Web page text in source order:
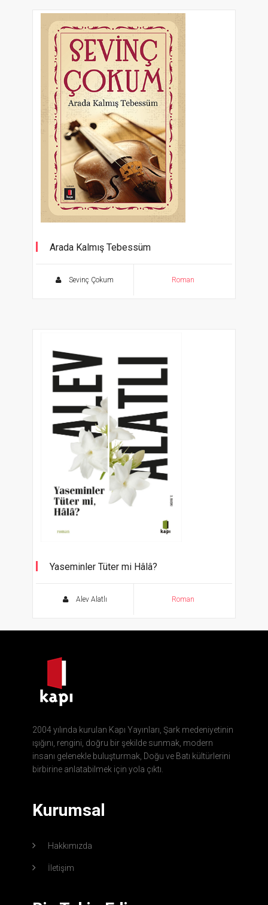
Arada Kalmış Tebessüm
Sevinç Çokum Roman
Yaseminler Tüter mi Hâlâ?
Alev Alatlı Roman
2004 yılında kurulan Kapı Yayınları, Şark medeniyetinin
ışığını, rengini, doğru bir şekilde sunmak, modern
insanı gelenekle buluşturmak, Doğu ve Batı kültürlerini
birbirine anlatabilmek için yola çıktı.
Kurumsal
Hakkımızda
İletişim